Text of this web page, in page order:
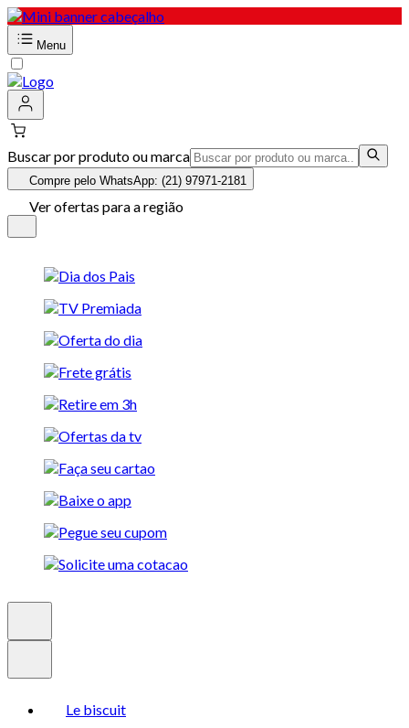
Menu
Buscar por produto ou marca
Compre pelo WhatsApp: (21) 97971-2181
Ver ofertas para a região
Le biscuit